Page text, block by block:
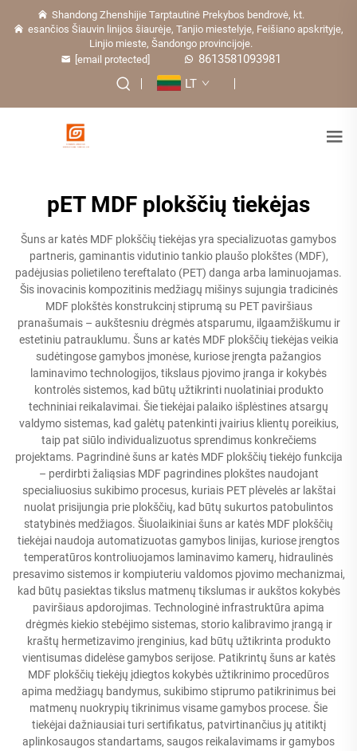
Shandong Zhenshijie Tarptautinė Prekybos bendrovė, kt.
esančios Šiauvin linijos šiaurėje, Tanjio miestelyje, Feišiano apskrityje,
Linjio mieste, Šandongo provincijoje.
[email protected]
8613581093981
LT
pET MDF plokščių tiekėjas
Šuns ar katės MDF plokščių tiekėjas yra specializuotas gamybos
partneris, gaminantis vidutinio tankio plaušo plokštes (MDF),
padėjusias polietileno tereftalato (PET) danga arba laminuojamas.
Šis inovacinis kompozitinis medžiagų mišinys sujungia tradicinės
MDF plokštės konstrukcinį stiprumą su PET paviršiaus
pranašumais – aukštesniu drėgmės atsparumu, ilgaamžiškumu ir
estetiniu patrauklumu. Šuns ar katės MDF plokščių tiekėjas veikia
sudėtingose gamybos įmonėse, kuriose įrengta pažangios
laminavimo technologijos, tikslaus pjovimo įranga ir kokybės
kontrolės sistemos, kad būtų užtikrinti nuolatiniai produkto
techniniai reikalavimai. Šie tiekėjai palaiko išplėstines atsargų
valdymo sistemas, kad galėtų patenkinti įvairius klientų poreikius,
taip pat siūlo individualizuotus sprendimus konkrečiems
projektams. Pagrindinė šuns ar katės MDF plokščių tiekėjo funkcija
– perdirbti žaliąsias MDF pagrindines plokštes naudojant
specialiuosius sukibimo procesus, kuriais PET plėvelės ar lakštai
nuolat prisijungia prie plokščių, kad būtų sukurtos patobulintos
statybinės medžiagos. Šiuolaikiniai šuns ar katės MDF plokščių
tiekėjai naudoja automatizuotas gamybos linijas, kuriose įrengtos
temperatūros kontroliuojamos laminavimo kamerų, hidraulinės
presavimo sistemos ir kompiuteriu valdomos pjovimo mechanizmai,
kad būtų pasiektas tikslus matmenų tikslumas ir aukštos kokybės
paviršiaus apdorojimas. Technologinė infrastruktūra apima
drėgmės kiekio stebėjimo sistemas, storio kalibravimo įrangą ir
kraštų hermetizavimo įrenginius, kad būtų užtikrinta produkto
vientisumas didelėse gamybos serijose. Patikrintų šuns ar katės
MDF plokščių tiekėjų įdiegtos kokybės užtikrinimo procedūros
apima medžiagų bandymus, sukibimo stiprumo patikrinimus bei
matmenų nuokrypių tikrinimus visame gamybos procese. Šie
tiekėjai dažniausiai turi sertifikatus, patvirtinančius jų atitiktį
aplinkosaugos standartams, saugos reikalavimams ir gamybos